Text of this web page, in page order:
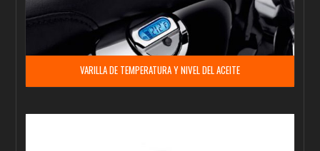
VARILLA DE TEMPERATURA Y NIVEL DEL ACEITE